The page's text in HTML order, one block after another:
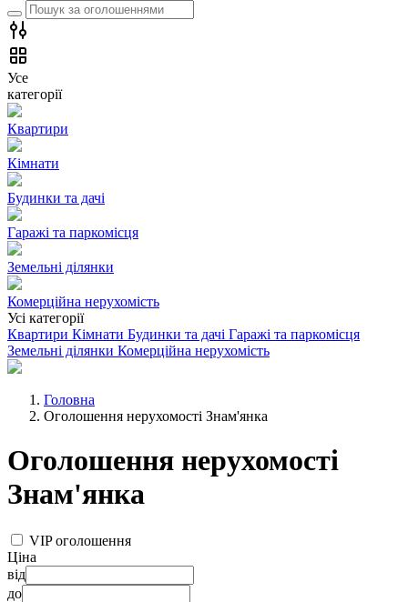
Усе
категорії
Квартири
Кімнати
Будинки та дачі
Гаражі та паркомісця
Земельні ділянки
Комерційна нерухомість
Усі категорії
Квартири Кімнати Будинки та дачі Гаражі та паркомісця
Земельні ділянки Комерційна нерухомість
Головна
Оголошення нерухомості Знам'янка
Оголошення нерухомості
Знам'янка
VIP оголошення
Ціна
від
до